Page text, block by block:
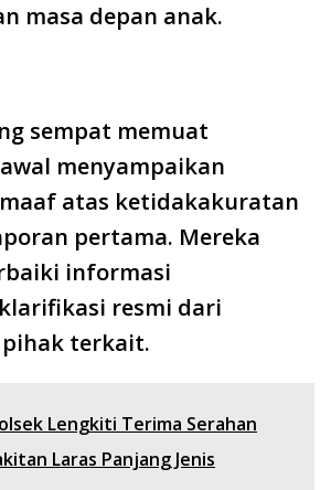
masa depan anak.
sempat memuat
menyampaikan
atas ketidakakuratan
pertama. Mereka
informasi
resmi dari
terkait.
Lengkiti Terima Serahan
Laras Panjang Jenis